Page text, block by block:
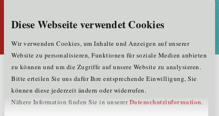
Diese Webseite verwendet Cookies
Wir verwenden Cookies, um Inhalte und Anzeigen auf unserer
Website zu personalisieren, Funktionen für soziale Medien anbieten
zu können und um die Zugriffe auf unsere Website zu analysieren.
Bitte erteilen Sie uns dafür Ihre entsprechende Einwilligung, Sie
können diese jederzeit ändern oder widerrufen.
Nähere Information finden Sie in unsererDatenschutzinformation.